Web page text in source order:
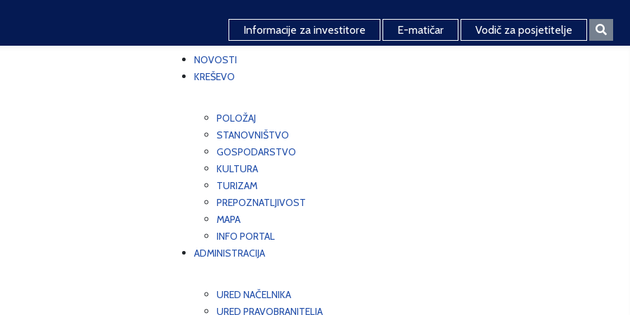
Informacije za investitore E-matičar Vodič za posjetitelje
NOVOSTI
KREŠEVO
POLOŽAJ
STANOVNIŠTVO
GOSPODARSTVO
KULTURA
TURIZAM
PREPOZNATLJIVOST
MAPA
INFO PORTAL
ADMINISTRACIJA
URED NAČELNIKA
URED PRAVOBRANITELJA